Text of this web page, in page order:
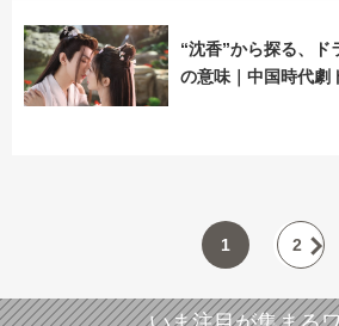
“沈香”から探る、ド
の意味｜中国時代劇
1 2